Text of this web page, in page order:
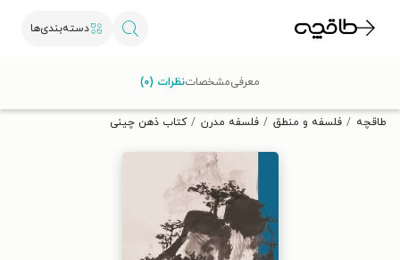
دسته‌بندی‌ها
تخفیف از طاقچه دریافت کن.
طاقچه فلسفه و منطق فلسفه مدرن کتاب ذهن چینی
معرفیمشخصاتنظرات (۰)